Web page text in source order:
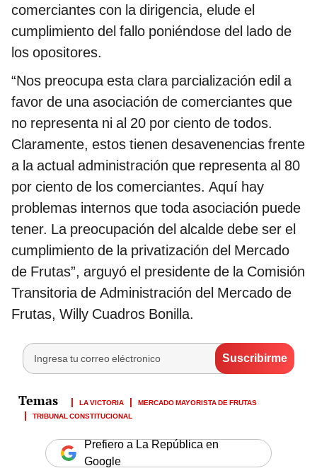
comerciantes con la dirigencia, elude el
cumplimiento del fallo poniéndose del lado de
los opositores.
“Nos preocupa esta clara parcialización edil a
favor de una asociación de comerciantes que
no representa ni al 20 por ciento de todos.
Claramente, estos tienen desavenencias frente
a la actual administración que representa al 80
por ciento de los comerciantes. Aquí hay
problemas internos que toda asociación puede
tener. La preocupación del alcalde debe ser el
cumplimiento de la privatización del Mercado
de Frutas”, arguyó el presidente de la Comisión
Transitoria de Administración del Mercado de
Frutas, Willy Cuadros Bonilla.
LA VICTORIA
MERCADO MAYORISTA DE FRUTAS
TRIBUNAL CONSTITUCIONAL
Prefiero a La República en
Google